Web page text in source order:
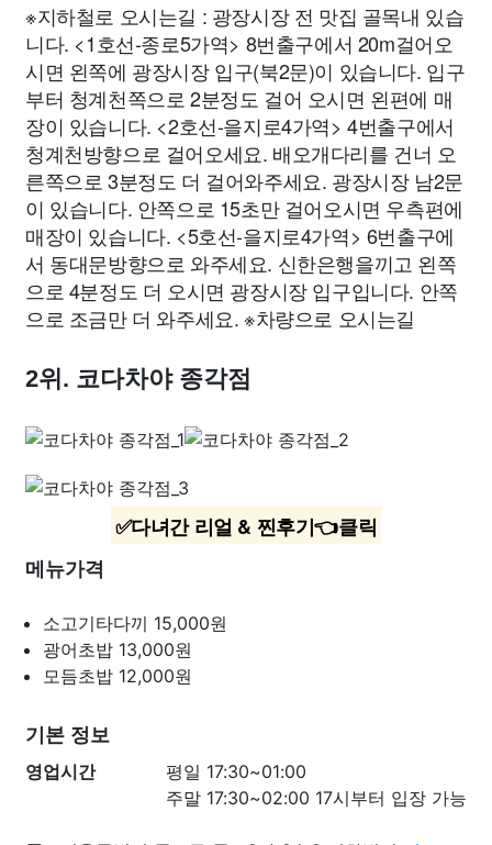
※지하철로 오시는길 : 광장시장 전 맛집 골목내 있습
니다. <1호선-종로5가역> 8번출구에서 20m걸어오
시면 왼쪽에 광장시장 입구(북2문)이 있습니다. 입구
부터 청계천쪽으로 2분정도 걸어 오시면 왼편에 매
장이 있습니다. <2호선-을지로4가역> 4번출구에서
청계천방향으로 걸어오세요. 배오개다리를 건너 오
른쪽으로 3분정도 더 걸어와주세요. 광장시장 남2문
이 있습니다. 안쪽으로 15초만 걸어오시면 우측편에
매장이 있습니다. <5호선-을지로4가역> 6번출구에
서 동대문방향으로 와주세요. 신한은행을끼고 왼쪽
으로 4분정도 더 오시면 광장시장 입구입니다. 안쪽
으로 조금만 더 와주세요. ※차량으로 오시는길
2위. 코다차야 종각점
✅다녀간 리얼 & 찐후기👈클릭
메뉴가격
소고기타다끼 15,000원
광어초밥 13,000원
모듬초밥 12,000원
기본 정보
영업시간
평일 17:30~01:00
주말 17:30~02:00 17시부터 입장 가능